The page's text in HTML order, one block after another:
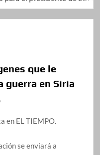
que le
guerra en Siria
en EL TIEMPO.
se enviará a